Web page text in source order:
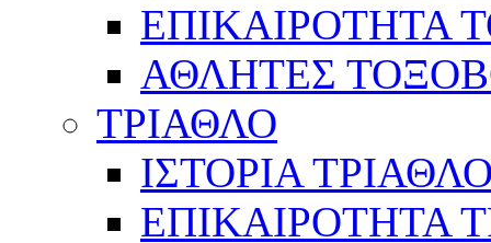
ΕΠΙΚΑΙΡΟΤΗΤΑ
ΑΘΛΗΤΕΣ
ΤΡΙΑΘΛΟ
ΙΣΤΟΡΙΑ
ΕΠΙΚΑΙΡΟΤΗΤΑ